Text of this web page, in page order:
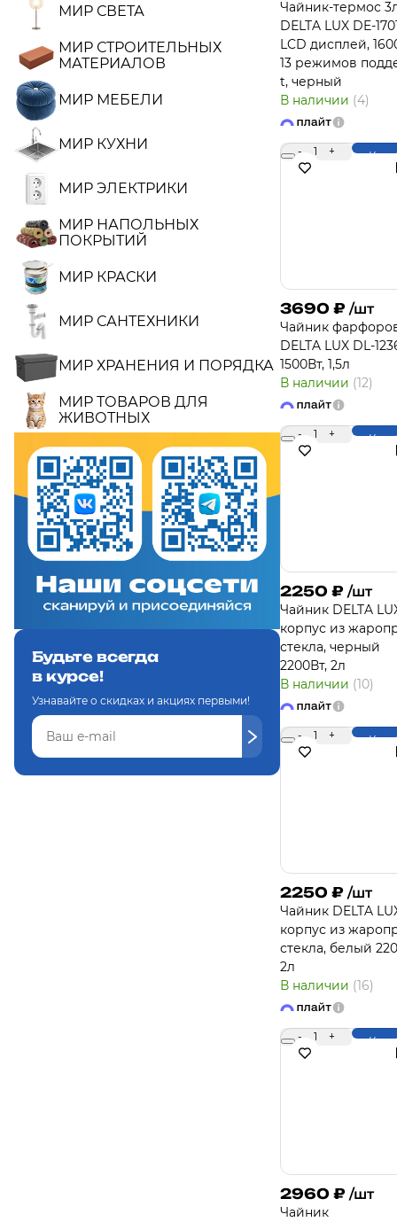
МИР СВЕТА
МИР СТРОИТЕЛЬНЫХ
МАТЕРИАЛОВ
МИР МЕБЕЛИ
МИР КУХНИ
МИР ЭЛЕКТРИКИ
МИР НАПОЛЬНЫХ
ПОКРЫТИЙ
МИР КРАСКИ
МИР САНТЕХНИКИ
МИР ХРАНЕНИЯ И ПОРЯДКА
МИР ТОВАРОВ ДЛЯ
ЖИВОТНЫХ
Будьте всегда
в курсе!
Узнавайте о скидках и акциях первыми!
Чайник-термос
DЕLTA LUX DE-
LCD дисплей,
13 режимов
t, черный
В наличии (4)
- 1 +
3690 ₽ /шт
Чайник
DELTA LUX DL-
1500Вт, 1,5л
В наличии (12)
- 1 +
2250 ₽ /шт
Чайник DELTA
корпус из
стекла, черный
2200Вт, 2л
В наличии (10)
- 1 +
2250 ₽ /шт
Чайник DELTA
корпус из
стекла, белый
2л
В наличии (16)
- 1 +
2960 ₽ /шт
Чайник